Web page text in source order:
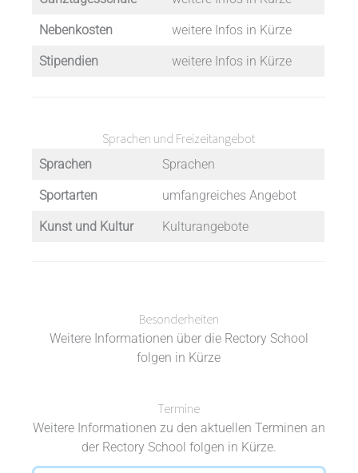
Nebenkosten weitere Infos in Kürze
Stipendien weitere Infos in Kürze
Sprachen und Freizeitangebot
Sprachen Sprachen
Sportarten umfangreiches Angebot
Kunst und Kultur Kulturangebote
Besonderheiten
Weitere Informationen über die Rectory School
folgen in Kürze
Termine
Weitere Informationen zu den aktuellen Terminen an
der Rectory School folgen in Kürze.